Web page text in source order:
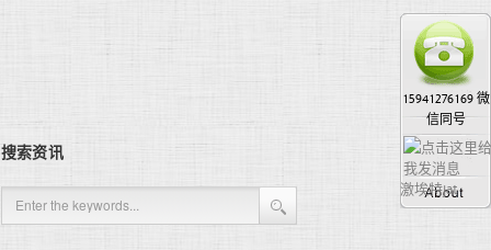
搜索资讯
15941276169 微
信同号
激埃特jat